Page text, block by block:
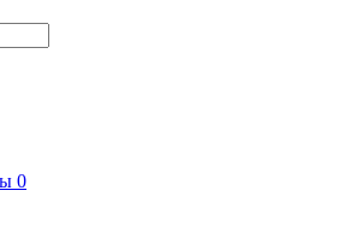
0